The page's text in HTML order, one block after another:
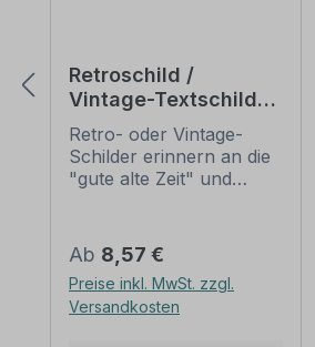
Retroschild /
Vintage-Textschild
Biergarten
Retro- oder Vintage-
Schilder erinnern an die
"gute alte Zeit" und
großer Beliebheit. Sind
diese Schilder im Original
nur schwer und häufig
nur zu horrenden Preise
Regulärer Preis:
Ab 8,57 €
Preise inkl. MwSt. zzgl.
Versandkosten